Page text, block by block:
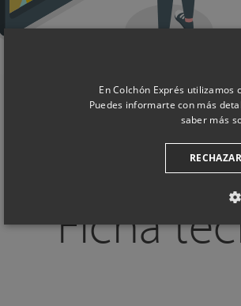
Ficha
En Colchón Exprés
Puedes informarte con más
saber más
RECHAZAR